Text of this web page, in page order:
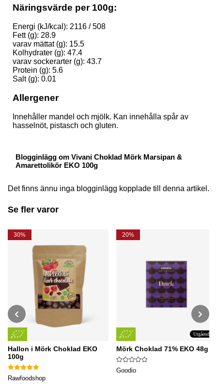
Näringsvärde per 100g:
Energi (kJ/kcal): 2116 / 508
Fett (g): 28.9
varav mättat (g): 15.5
Kolhydrater (g): 47.4
varav sockerarter (g): 43.7
Protein (g): 5.6
Salt (g): 0.01
Allergener
Innehåller mandel och mjölk. Kan innehålla spår av
hasselnöt, pistasch och gluten.
Blogginlägg om Vivani Choklad Mörk Marsipan &
Amarettolikör EKO 100g
Det finns ännu inga blogginlägg kopplade till denna artikel.
Se fler varor
30%
Hallon i Mörk Choklad EKO
100g
Rawfoodshop
20%
Utgående
Mörk Choklad 71% EKO 48g
Goodio